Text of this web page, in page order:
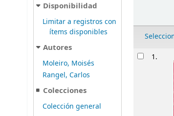
Disponibilidad
Limitar a registros con
ítems disponibles
Autores
Moleiro, Moisés
Rangel, Carlos
Colecciones
Colección general
Resultados
1.